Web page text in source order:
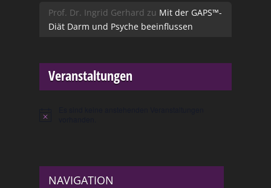
Prof. Dr. Ingrid Gerhard zu Mit der GAPS™-
Diät Darm und Psyche beeinflussen
Veranstaltungen
Hinweis
NAVIGATION